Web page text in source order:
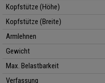
Kopfstütze (Höhe)
Kopfstütze (Breite)
Armlehnen
Gewicht
Max. Belastbarkeit
Verfassung